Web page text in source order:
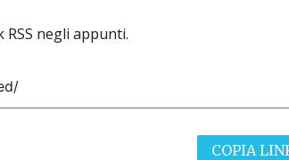
negli appunti.
COPIA